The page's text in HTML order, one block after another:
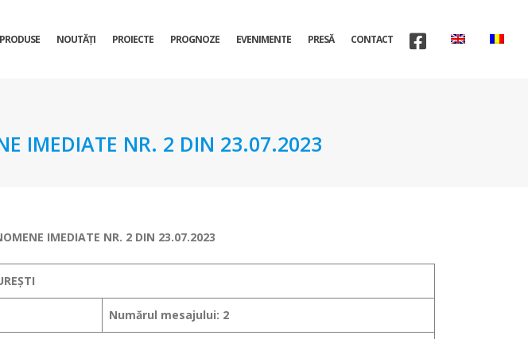
NOUTĂȚI PROIECTE PROGNOZE EVENIMENTE PRESĂ CONTACT
IMEDIATE NR. 2 DIN 23.07.2023
IMEDIATE NR. 2 DIN 23.07.2023
Numărul mesajului: 2